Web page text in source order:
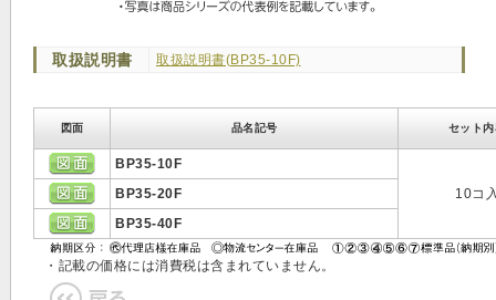
取扱説明書 取扱説明書(BP35-10F)
図面 品名記号 セット
BP35-10F
10コ
BP35-20F
BP35-40F
・記載の価格には消費税は含まれていません。